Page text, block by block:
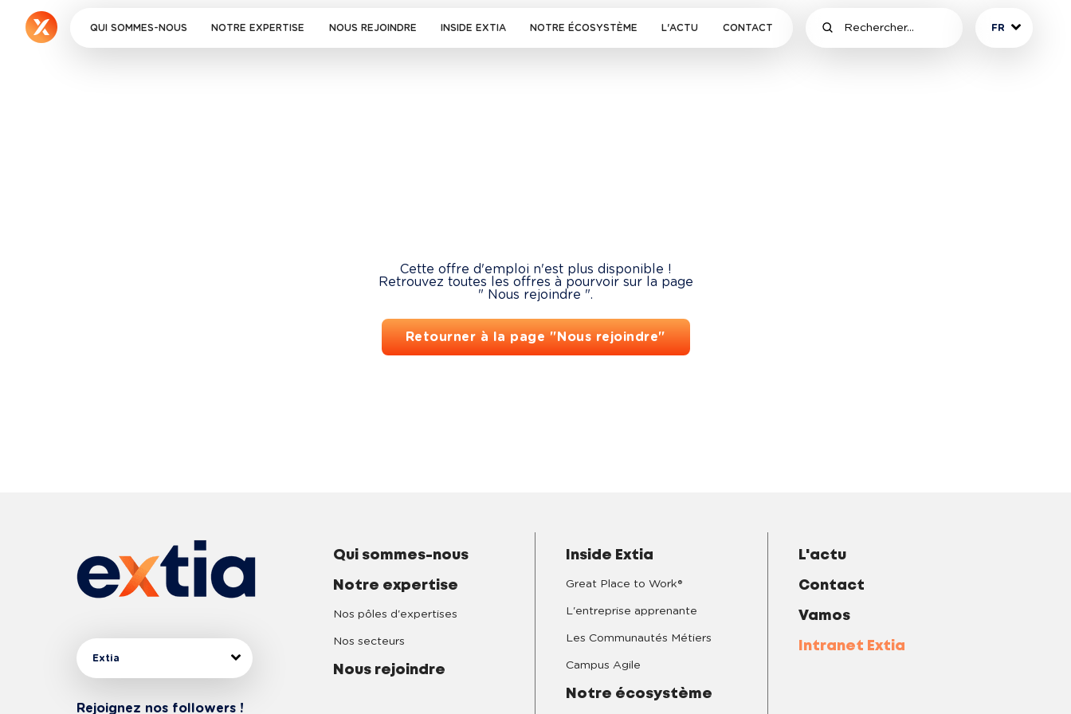
QUI SOMMES-NOUS NOTRE EXPERTISE NOUS REJOINDRE INSIDE EXTIA NOTRE ÉCOSYSTÈME L'ACTU CONTACT FR
Cette offre d'emploi n'est plus disponible !
Retrouvez toutes les offres à pourvoir sur la page
" Nous rejoindre ".
Retourner à la page "Nous rejoindre"
Extia
Rejoignez nos followers !
Qui sommes-nous
Notre expertise
Nos pôles d'expertises
Nos secteurs
Nous rejoindre
Inside Extia
Great Place to Work®
L'entreprise apprenante
Les Communautés Métiers
Campus Agile
Notre écosystème
L'actu
Contact
Vamos
Intranet Extia